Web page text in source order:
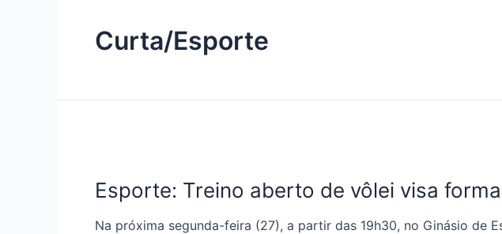
Curta/Esporte
Esporte: Treino aberto de vôlei visa
Na próxima segunda-feira (27), a partir das 19h30, no Ginásio de